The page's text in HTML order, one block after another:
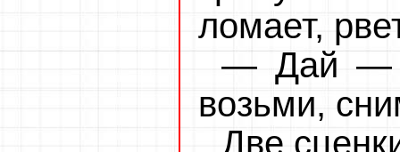
ломает,
— Дай —
возьми,
Две